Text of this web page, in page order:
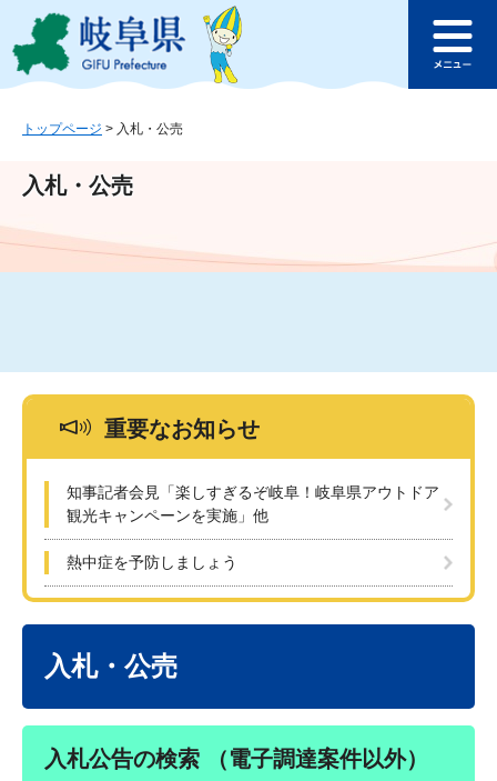
ジ
ュ
文
このページの本文へ
ュ
トップページ > 入札・公売
入札・公売
重要なお知らせ
知事記者会見「楽しすぎるぞ岐阜！岐阜県アウトドア
観光キャンペーンを実施」他
熱中症を予防しましょう
入札・公売
入札公告の検索 （電子調達案件以外）